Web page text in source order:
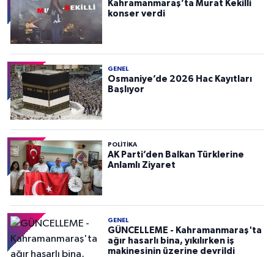
Kahramanmaraş’ta Murat Kekilli
konser verdi
GENEL
Osmaniye’de 2026 Hac Kayıtları
Başlıyor
POLITIKA
AK Parti’den Balkan Türklerine
Anlamlı Ziyaret
GENEL
GÜNCELLEME - Kahramanmaraş'ta
ağır hasarlı bina, yıkılırken iş
makinesinin üzerine devrildi